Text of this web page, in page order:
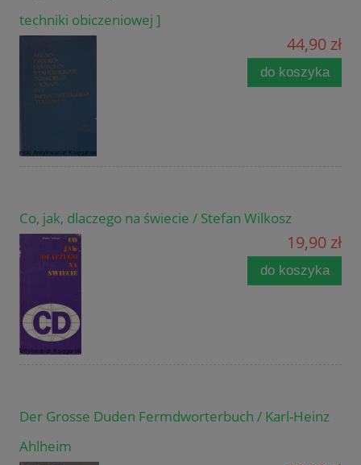
techniki obiczeniowej ]
44,90 zł
do koszyka
Co, jak, dlaczego na świecie / Stefan Wilkosz
19,90 zł
do koszyka
Der Grosse Duden Fermdworterbuch / Karl-Heinz
Ahlheim